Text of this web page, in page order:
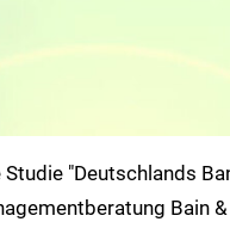
"Deutschlands
Bain